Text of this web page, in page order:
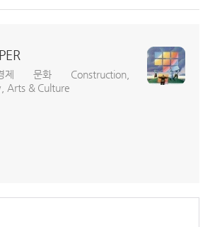
문화 Construction,
Arts & Culture